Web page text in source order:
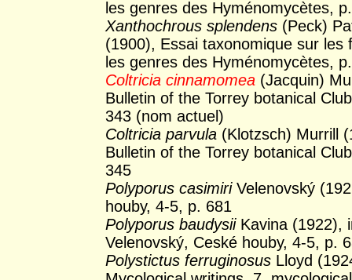
les genres des Hyménomycètes,
Xanthochrous splendens (Peck)
(1900), Essai taxonomique sur les
les genres des Hyménomycètes,
Coltricia cinnamomea (Jacquin)
Bulletin of the Torrey botanical
343 (nom actuel)
Coltricia parvula (Klotzsch) Murrill
Bulletin of the Torrey botanical
345
Polyporus casimiriVelenovský
houby, 4-5, p. 681
Polyporus baudysiiKavina (1922),
Velenovský, Ceské houby, 4-5, p.
Polystictus ferruginosus Lloyd